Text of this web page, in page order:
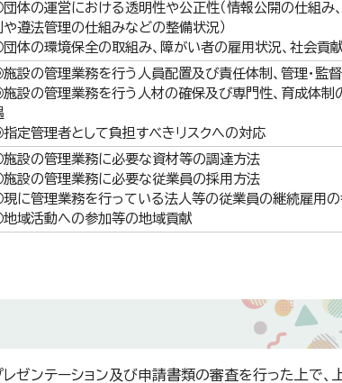
体の運営における透明性や公正性（情報公開の仕組み
や遵法管理の仕組みなどの整備状況）
体の環境保全の取組み、障がい者の雇用状況、社会貢
設の管理業務を行う人員配置及び責任体制、管理・監督
設の管理業務を行う人材の確保及び専門性、育成体制
定管理者として負担すべきリスクへの対応
設の管理業務に必要な資材等の調達方法
設の管理業務に必要な従業員の採用方法
に管理業務を行っている法人等の従業員の継続雇用
域活動への参加等の地域貢献
ゼンテーション及び申請書類の審査を行った上で、